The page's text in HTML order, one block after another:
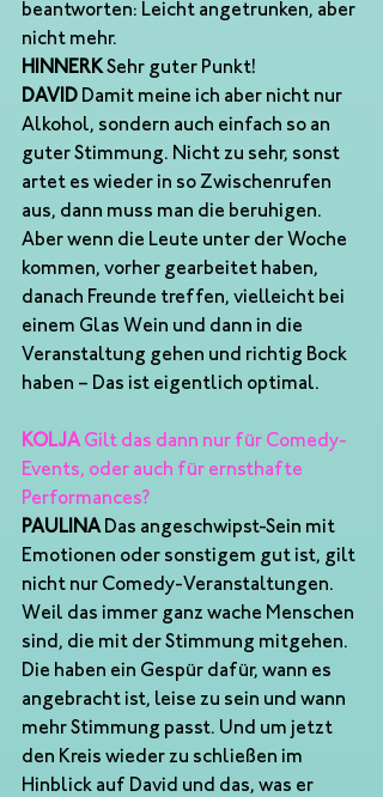
beantworten: Leicht angetrunken, aber
nicht mehr.
HINNERK Sehr guter Punkt!
DAVID Damit meine ich aber nicht nur
Alkohol, sondern auch einfach so an
guter Stimmung. Nicht zu sehr, sonst
artet es wieder in so Zwischenrufen
aus, dann muss man die beruhigen.
Aber wenn die Leute unter der Woche
kommen, vorher gearbeitet haben,
danach Freunde treffen, vielleicht bei
einem Glas Wein und dann in die
Veranstaltung gehen und richtig Bock
haben – Das ist eigentlich optimal.
KOLJA Gilt das dann nur für Comedy-
Events, oder auch für ernsthafte
Performances?
PAULINA Das angeschwipst-Sein mit
Emotionen oder sonstigem gut ist, gilt
nicht nur Comedy-Veranstaltungen.
Weil das immer ganz wache Menschen
sind, die mit der Stimmung mitgehen.
Die haben ein Gespür dafür, wann es
angebracht ist, leise zu sein und wann
mehr Stimmung passt. Und um jetzt
den Kreis wieder zu schließen im
Hinblick auf David und das, was er